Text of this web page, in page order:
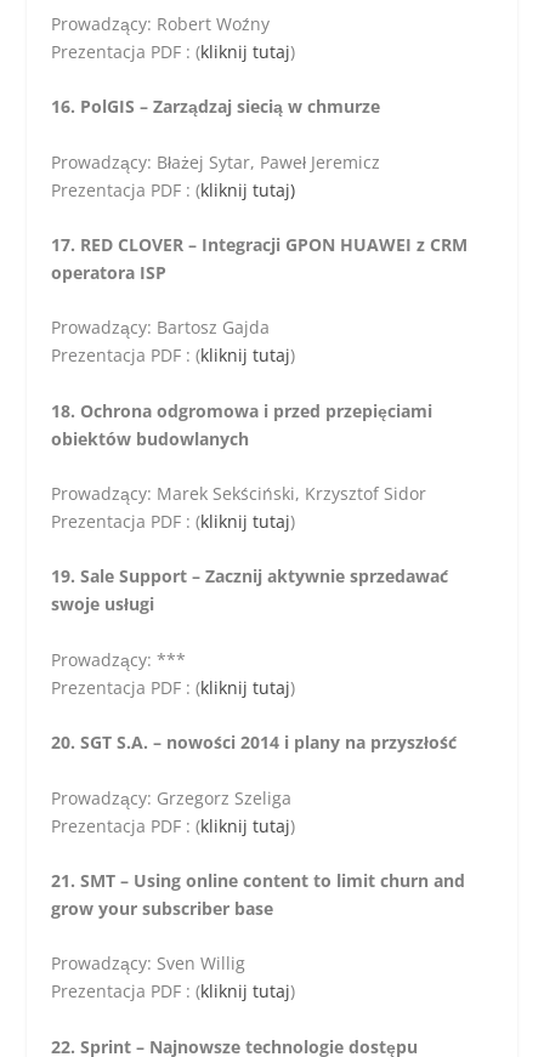
Prowadzący: Robert Woźny
Prezentacja PDF : (kliknij tutaj)
16. PolGIS – Zarządzaj siecią w chmurze
Prowadzący: Błażej Sytar, Paweł Jeremicz
Prezentacja PDF : (kliknij tutaj)
17. RED CLOVER – Integracji GPON HUAWEI z CRM
operatora ISP
Prowadzący: Bartosz Gajda
Prezentacja PDF : (kliknij tutaj)
18. Ochrona odgromowa i przed przepięciami
obiektów budowlanych
Prowadzący: Marek Sekściński, Krzysztof Sidor
Prezentacja PDF : (kliknij tutaj)
19. Sale Support – Zacznij aktywnie sprzedawać
swoje usługi
Prowadzący: ***
Prezentacja PDF : (kliknij tutaj)
20. SGT S.A. – nowości 2014 i plany na przyszłość
Prowadzący: Grzegorz Szeliga
Prezentacja PDF : (kliknij tutaj)
21. SMT – Using online content to limit churn and
grow your subscriber base
Prowadzący: Sven Willig
Prezentacja PDF : (kliknij tutaj)
22. Sprint – Najnowsze technologie dostępu